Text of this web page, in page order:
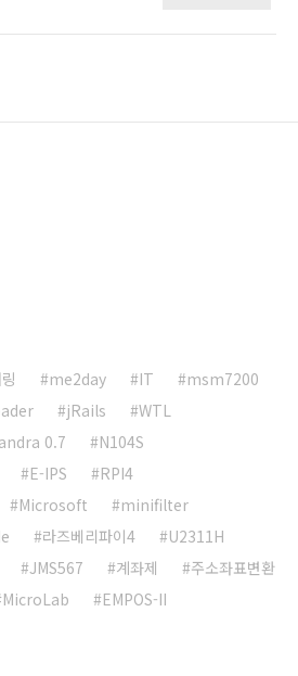
me2day IT
msm7200
jRails
WTL
0.7
N104S
E-IPS
RPI4
Microsoft
minifilter
라즈베리파이4
U2311H
JMS567 계좌제
주소좌표변환
MicroLab EMPOS-II